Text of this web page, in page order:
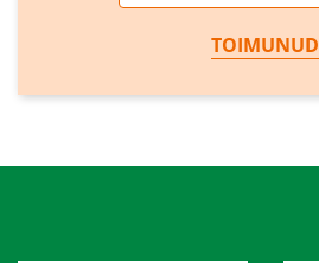
TOIMUNUD